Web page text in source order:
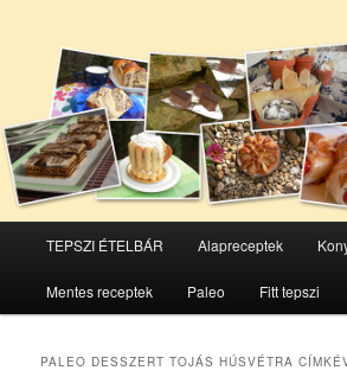
Tovább
az
Tovább
a
TEPSZI ÉTELBÁR Alapreceptek
Mentes receptek Paleo Fitt tepszi
PALEO DESSZERT TOJÁS HÚSVÉTRA